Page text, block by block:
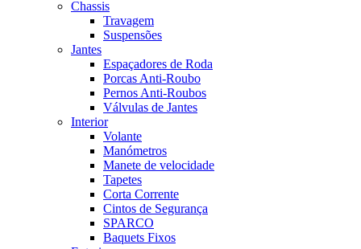
Chassis
Travagem
Suspensões
Jantes
Espaçadores de Roda
Porcas Anti-Roubo
Pernos Anti-Roubos
Válvulas de Jantes
Interior
Volante
Manómetros
Manete de velocidade
Tapetes
Corta Corrente
Cintos de Segurança
SPARCO
Baquets Fixos